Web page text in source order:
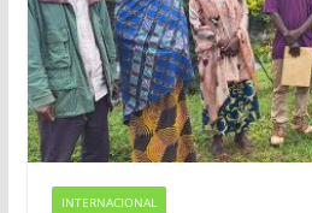
INTERNACIONAL